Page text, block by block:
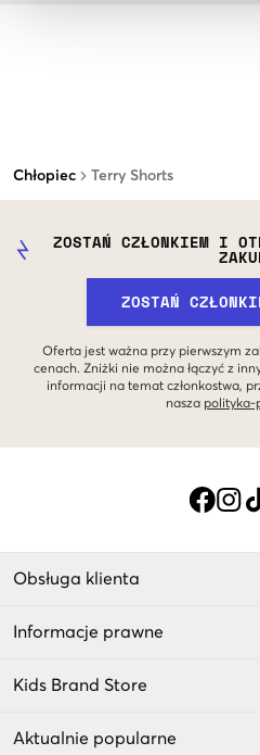
Chłopiec Terry Shorts
ZOSTAŃ CZŁONKIEM I
ZOSTAŃ
Oferta jest ważna przy pierwszym
cenach. Zniżki nie można łączyć z
informacji na temat członkostwa,
nasza polityka-
Obsługa klienta
Informacje prawne
Kids Brand Store
Aktualnie popularne